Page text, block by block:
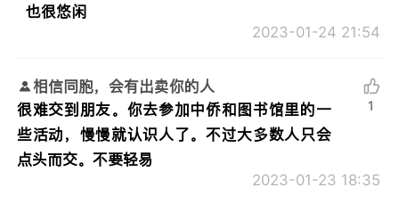
也很悠闲
2023-01-24 21:54
相信同胞，会有出卖你的人
很难交到朋友。你去参加中侨和图书馆里的一
些活动，慢慢就认识人了。不过大多数人只会
点头而交。不要轻易
2023-01-23 18:35
1